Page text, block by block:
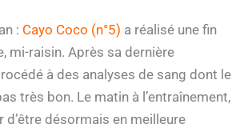
: Cayo Coco (n°5) a réalisé une fin
mi-raisin. Après sa dernière
à des analyses de sang dont le
très bon. Le matin à l’entraînement,
d’être désormais en meilleure